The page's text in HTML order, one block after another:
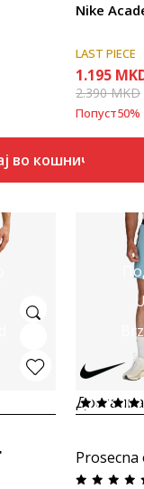
во кошничка
Nike
LAST PIECE
1.195
2.390MKD
Попуст50%
Достапна
Prosecna